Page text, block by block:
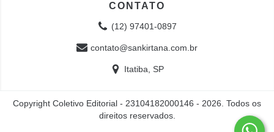
CONTATO
(12) 97401-0897
contato@sankirtana.com.br
Itatiba, SP
Copyright Coletivo Editorial - 23104182000146 - 2026. Todos os
direitos reservados.